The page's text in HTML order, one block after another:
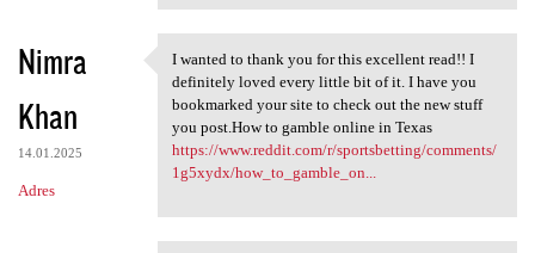
Nimra
Khan
14.01.2025
Adres
I wanted to thank you for
I wanted to thank you for this excellent read!! I
definitely loved every little bit of it. I have you
bookmarked your site to check out the new stuff
you post.How to gamble online in Texas
https://www.reddit.com/r/sportsbetting/comments/
1g5xydx/how_to_gamble_on...